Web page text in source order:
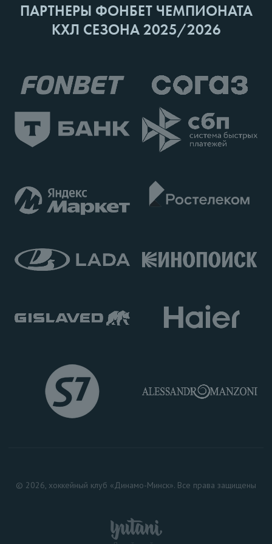
ПАРТНЕРЫ ФОНБЕТ ЧЕМПИОНАТА
КХЛ СЕЗОНА 2025/2026
© 2026, хоккейный клуб «Динамо-Минск». Все права защищены